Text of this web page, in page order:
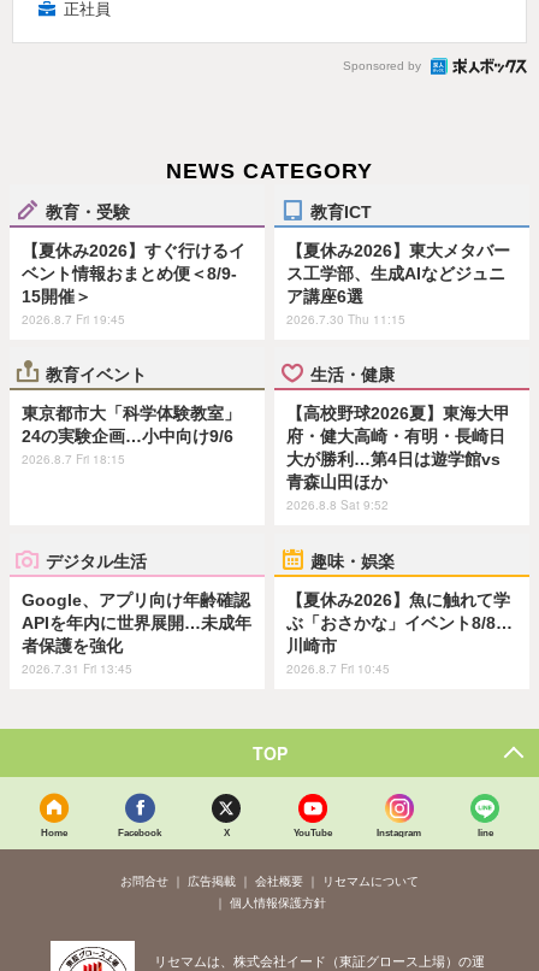
正社員
Sponsored by
NEWS CATEGORY
教育・受験
【夏休み2026】すぐ行けるイ
ベント情報おまとめ便＜8/9-
15開催＞
2026.8.7 Fri 19:45
教育ICT
【夏休み2026】東大メタバー
ス工学部、生成AIなどジュニ
ア講座6選
2026.7.30 Thu 11:15
教育イベント
東京都市大「科学体験教室」
24の実験企画…小中向け9/6
2026.8.7 Fri 18:15
生活・健康
【高校野球2026夏】東海大甲
府・健大高崎・有明・長崎日
大が勝利…第4日は遊学館vs
青森山田ほか
2026.8.8 Sat 9:52
デジタル生活
Google、アプリ向け年齢確認
APIを年内に世界展開…未成年
者保護を強化
2026.7.31 Fri 13:45
趣味・娯楽
【夏休み2026】魚に触れて学
ぶ「おさかな」イベント8/8…
川崎市
2026.8.7 Fri 10:45
TOP
Home Facebook X YouTube Instagram line
お問合せ 広告掲載 会社概要
リセマムについて
個人情報保護方針
リセマムは、株式会社イード（東証グロース上場）の運